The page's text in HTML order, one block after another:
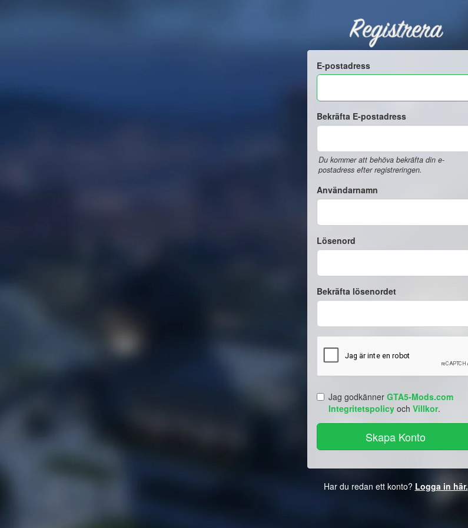
Registrera
E-postadress
Bekräfta E-postadress
Du kommer att behöva bekräfta din e-
postadress efter registreringen.
Användarnamn
Lösenord
Bekräfta lösenordet
Jag godkänner GTA5-Mods.com
Integritetspolicy och Villkor.
Har du redan ett konto? Logga in här.